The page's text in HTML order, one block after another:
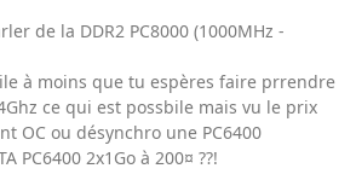
de la DDR2 PC8000 (1000MHz -
à moins que tu espères faire prrendre
ce qui est possbile mais vu le prix
OC ou désynchro une PC6400
PC6400 2x1Go à 200¤ ??!